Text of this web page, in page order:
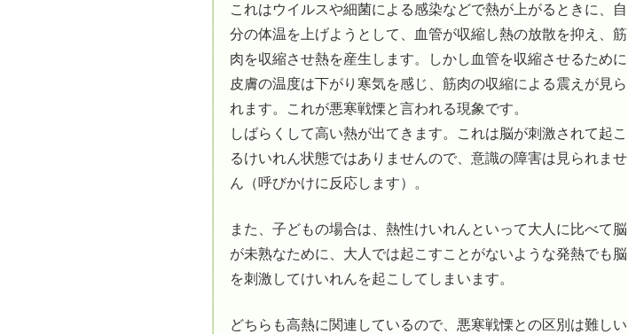
これはウイルスや細菌による感染などで熱が上がるときに、自
分の体温を上げようとして、血管が収縮し熱の放散を抑え、筋
肉を収縮させ熱を産生します。しかし血管を収縮させるために
皮膚の温度は下がり寒気を感じ、筋肉の収縮による震えが見ら
れます。これが悪寒戦慄と言われる現象です。
しばらくして高い熱が出てきます。これは脳が刺激されて起こ
るけいれん状態ではありませんので、意識の障害は見られませ
ん（呼びかけに反応します）。
また、子どもの場合は、熱性けいれんといって大人に比べて脳
が未熟なために、大人では起こすことがないような発熱でも脳
を刺激してけいれんを起こしてしまいます。
どちらも高熱に関連しているので、悪寒戦慄との区別は難しい